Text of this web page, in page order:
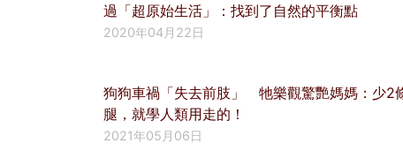
過「超原始生活」：找到了自然的平衡點
2020年04月22日
狗狗車禍「失去前肢」 牠樂觀驚艷媽媽：少2
腿，就學人類用走的！
2021年05月06日